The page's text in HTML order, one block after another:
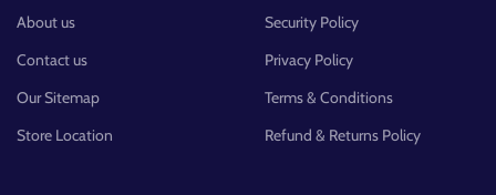
About us
Contact us
Our Sitemap
Store Location
Security Policy
Privacy Policy
Terms & Conditions
Refund & Returns Policy